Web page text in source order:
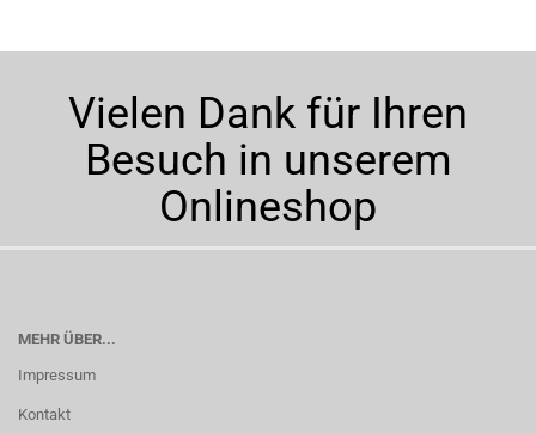
Vielen Dank für Ihren
Besuch in unserem
Onlineshop
MEHR ÜBER...
Impressum
Kontakt